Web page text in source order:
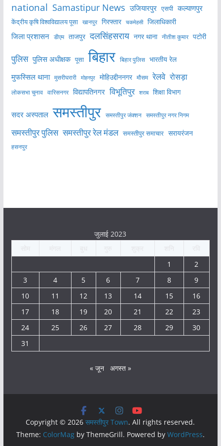
national Samastipur News उजियारपुर एसपी कल्याणपुर
केंद्रीय कृषि विश्वविद्यालय पूसा खानपुर गिरफ्तार चकमेहसी जिलाधिकारी
जिला प्रशासन डीएम ताजपुर दलसिंहसराय नगर थाना नीतीश कुमार पटोरी
पुलिस पुलिस अधीक्षक पूसा बिहार बिहार पुलिस भारतीय रेल
मुफस्सिल थाना मुसरीघरारी मोहनपुर मोहिउद्दीननगर मौसम रेलवे रोसड़ा
लोकसभा चुनाव वारिसनगर विद्यापतिनगर विभूतिपुर शराब शिक्षा विभाग
सदर अस्पताल समस्तीपुर समस्तीपुर जंक्शन समस्तीपुर नगर निगम
समस्तीपुर पुलिस समस्तीपुर रेल मंडल समस्तीपुर समाचार सरायरंजन
हसनपुर
जुलाई 2023
1
2
3
4 5 6 7 8
9
10
11 12 13 14 15
16
17
18 19 20 21 22
23
24
25 26 27 28 29
30
31
« जून अगस्त »
Copyright © 2026समस्तीपुर Town. All rights reserved.
Theme: ColorMagby ThemeGrill. Powered by WordPress.